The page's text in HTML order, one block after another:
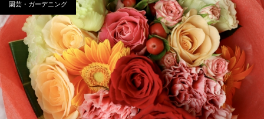
園芸・ガーデニング